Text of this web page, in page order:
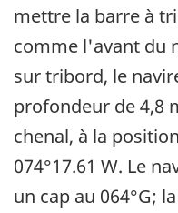
mettre la barre à
comme l'avant du
sur tribord, le
profondeur de 4,8
chenal, à la
074°17.61 W. Le
un cap au 064°G;